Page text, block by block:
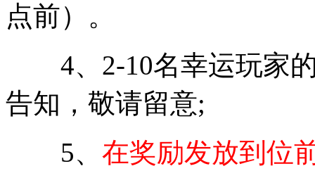
点前）。
4、2-10名幸运玩家的
告知，敬请留意;
5、 在奖励发放到位